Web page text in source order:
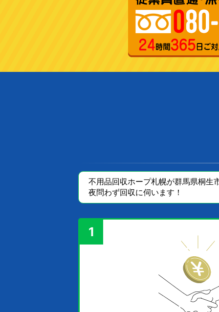
不用品回収ホープ札幌が群馬県桐生
夜問わず回収に伺います！
1